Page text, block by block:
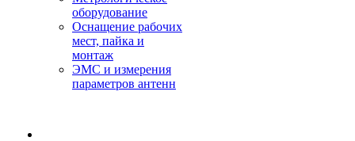
оборудование
Оснащение рабочих
мест, пайка и
монтаж
ЭМС и измерения
параметров антенн